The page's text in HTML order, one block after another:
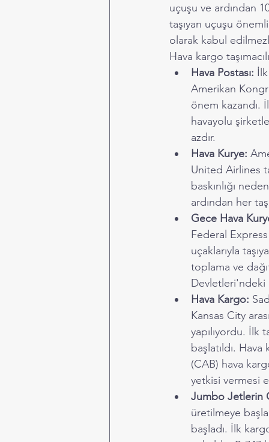
uçuşu ve ardından
taşıyan uçuşu
olarak kabul
Hava kargo
Hava Postası:
Amerikan
önem kazandı.
havayolu
azdır.
Hava Kurye:
United Airlines
baskınlığı
ardından her
Gece Hava
Federal
uçaklarıyla
toplama ve
Devletleri'ndeki
Hava Kargo:
Kansas City
yapılıyordu. İlk
başlatıldı.
(CAB) hava
yetkisi vermesi
Jumbo Jetlerin
üretilmeye
başladı. İlk